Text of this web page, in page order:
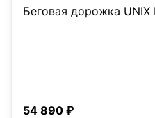
Беговая дорожка
54 890 ₽